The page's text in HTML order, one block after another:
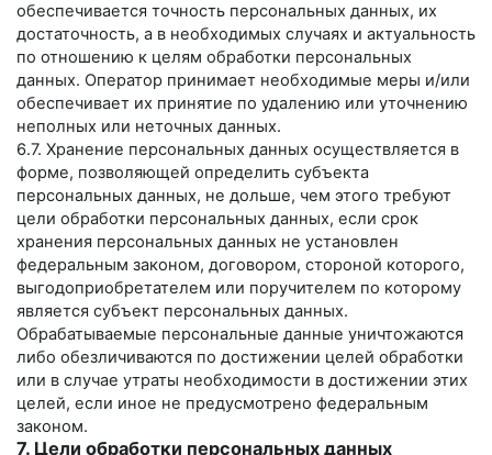
обеспечивается точность персональных данных, их
достаточность, а в необходимых случаях и актуальность
по отношению к целям обработки персональных
данных. Оператор принимает необходимые меры и/или
обеспечивает их принятие по удалению или уточнению
неполных или неточных данных.
6.7. Хранение персональных данных осуществляется в
форме, позволяющей определить субъекта
персональных данных, не дольше, чем этого требуют
цели обработки персональных данных, если срок
хранения персональных данных не установлен
федеральным законом, договором, стороной которого,
выгодоприобретателем или поручителем по которому
является субъект персональных данных.
Обрабатываемые персональные данные уничтожаются
либо обезличиваются по достижении целей обработки
или в случае утраты необходимости в достижении этих
целей, если иное не предусмотрено федеральным
законом.
7. Цели обработки персональных данных